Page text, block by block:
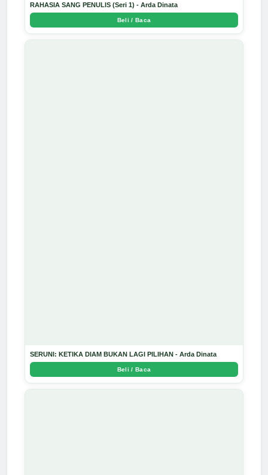
RAHASIA SANG PENULIS (Seri 1) - Arda Dinata
Beli / Baca
SERUNI: KETIKA DIAM BUKAN LAGI PILIHAN - Arda Dinata
Beli / Baca